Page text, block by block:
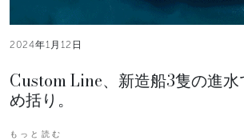
2024年1月12日
Custom Line、新造船3隻の進
め括り。
もっと読む